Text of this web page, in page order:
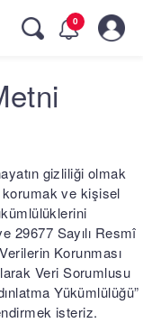
0
gizliliği olmak
ve kişisel
29677 Sayılı Resmî
Korunması
Veri Sorumlusu
Yükümlülüğü”
isteriz.